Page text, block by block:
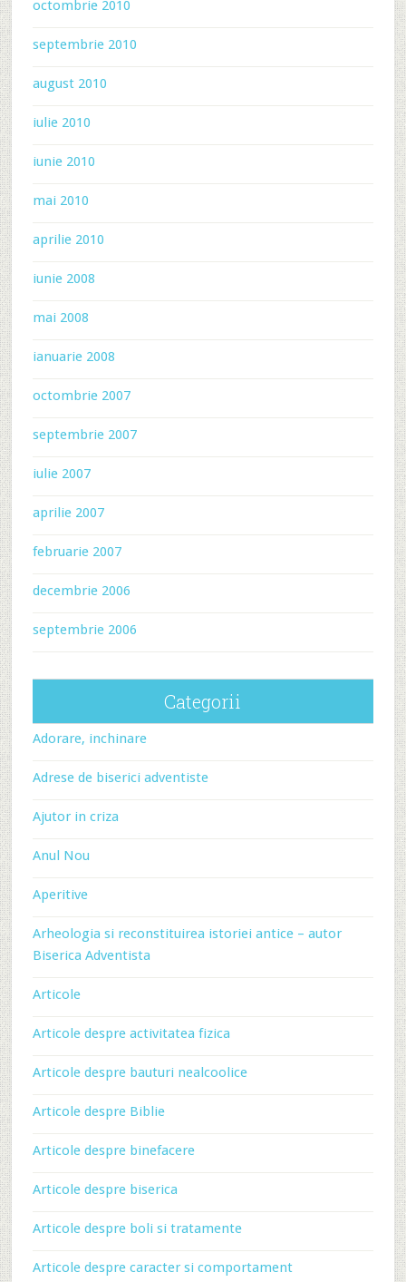
octombrie 2010
septembrie 2010
august 2010
iulie 2010
iunie 2010
mai 2010
aprilie 2010
iunie 2008
mai 2008
ianuarie 2008
octombrie 2007
septembrie 2007
iulie 2007
aprilie 2007
februarie 2007
decembrie 2006
septembrie 2006
Categorii
Adorare, inchinare
Adrese de biserici adventiste
Ajutor in criza
Anul Nou
Aperitive
Arheologia si reconstituirea istoriei antice – autor
Biserica Adventista
Articole
Articole despre activitatea fizica
Articole despre bauturi nealcoolice
Articole despre Biblie
Articole despre binefacere
Articole despre biserica
Articole despre boli si tratamente
Articole despre caracter si comportament